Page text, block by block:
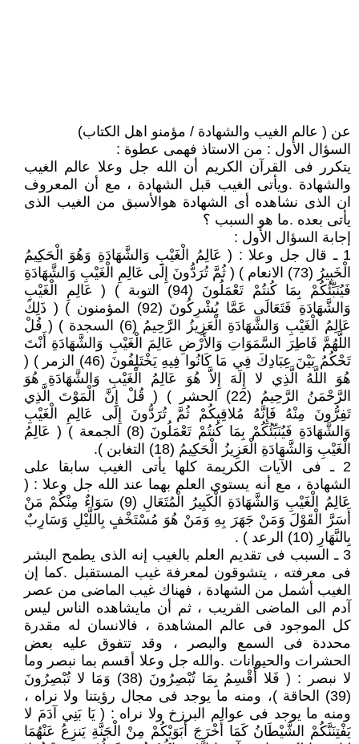
عن ( عالم الغيب والشهادة / مؤمنو اهل الكتاب)
السؤال الأول : من الاستاذ فهمى عطوة :
يتكرر فى القرآن الكريم أن الله جل وعلا عالم الغيب
والشهادة .ويأتى الغيب قبل الشهادة ، مع أن المعروف
ان الذى نشاهده أى الشهادة هوالأسبق من الغيب الذى
يأتى بعده .ما هو السبب ؟
إجابة السؤال الأول :
1 ـ قال جل وعلا : ( عَالِمُ الْغَيْبِ وَالشَّهَادَةِ وَهُوَ الْحَكِيمُ
الْخَبِيرُ (73) الانعام ) ( ثُمَّ تُرَدُّونَ إِلَى عَالِمِ الْغَيْبِ وَالشَّهَادَةِ
فَيُنَبِّئُكُمْ بِمَا كُنتُمْ تَعْمَلُونَ (94) التوبة ) ( عَالِمِ الْغَيْبِ
وَالشَّهَادَةِ فَتَعَالَى عَمَّا يُشْرِكُونَ (92) المؤمنون ) ( ذَلِكَ
عَالِمُ الْغَيْبِ وَالشَّهَادَةِ الْعَزِيزُ الرَّحِيمُ (6) السجدة ) ( قُلْ
اللَّهُمَّ فَاطِرَ السَّمَوَاتِ وَالأَرْضِ عَالِمَ الْغَيْبِ وَالشَّهَادَةِ أَنْتَ
تَحْكُمُ بَيْنَ عِبَادِكَ فِي مَا كَانُوا فِيهِ يَخْتَلِفُونَ (46) الزمر ) (
هُوَ اللَّهُ الَّذِي لا إِلَهَ إِلاَّ هُوَ عَالِمُ الْغَيْبِ وَالشَّهَادَةِ هُوَ
الرَّحْمَنُ الرَّحِيمُ (22) الحشر ) ( قُلْ إِنَّ الْمَوْتَ الَّذِي
تَفِرُّونَ مِنْهُ فَإِنَّهُ مُلاقِيكُمْ ثُمَّ تُرَدُّونَ إِلَى عَالِمِ الْغَيْبِ
وَالشَّهَادَةِ فَيُنَبِّئُكُمْ بِمَا كُنتُمْ تَعْمَلُونَ (8) الجمعة ) ( عَالِمُ
الْغَيْبِ وَالشَّهَادَةِ الْعَزِيزُ الْحَكِيمُ (18) التغابن ).
2 ـ فى الآيات الكريمة كلها يأتى الغيب سابقا على
الشهادة ، مع أنه يستوى العلم بهما عند الله جل وعلا : (
عَالِمُ الْغَيْبِ وَالشَّهَادَةِ الْكَبِيرُ الْمُتَعَالِ (9) سَوَاءٌ مِنْكُمْ مَنْ
أَسَرَّ الْقَوْلَ وَمَنْ جَهَرَ بِهِ وَمَنْ هُوَ مُسْتَخْفٍ بِاللَّيْلِ وَسَارِبٌ
بِالنَّهَارِ (10) الرعد ) .
3 ـ السبب فى تقديم العلم بالغيب إنه الذى يطمح البشر
فى معرفته ، يتشوقون لمعرفة غيب المستقبل .كما إن
الغيب أشمل من الشهادة ، فهناك غيب الماضى من عصر
آدم الى الماضى القريب ، ثم أن مايشاهده الناس ليس
كل الموجود فى عالم المشاهدة ، فالانسان له مقدرة
محددة فى السمع والبصر ، وقد تتفوق عليه بعض
الحشرات والحيوانات .والله جل وعلا أقسم بما نبصر وما
لا نبصر : ( فَلا أُقْسِمُ بِمَا تُبْصِرُونَ (38) وَمَا لا تُبْصِرُونَ
(39) الحاقة )، ومنه ما يوجد فى مجال رؤيتنا ولا نراه ،
ومنه ما يوجد فى عوالم البرزخ ولا نراه : ( يَا بَنِي آدَمَ لا
يَفْتِنَنَّكُمْ الشَّيْطَانُ كَمَا أَخْرَجَ أَبَوَيْكُمْ مِنْ الْجَنَّةِ يَنزِعُ عَنْهُمَا